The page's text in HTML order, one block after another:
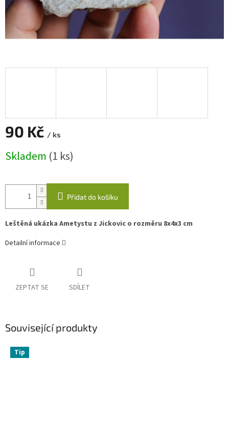
90 Kč / ks
cena:
Skladem (1 ks)
Přidat do košíku
Leštěná ukázka Ametystu z Jickovic o rozměru 8x4x3 cm
Detailní informace
ZEPTAT SE SDÍLET
Související produkty
Tip